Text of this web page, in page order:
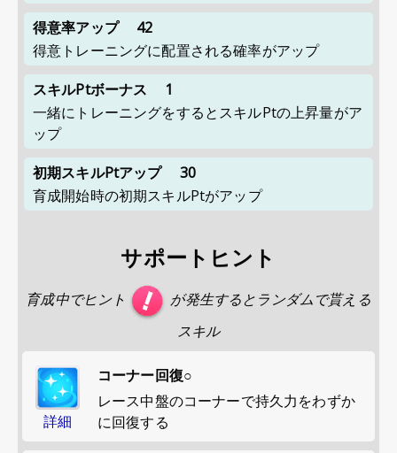
得意率アップ
42
得意トレーニングに配置される確率がアップ
スキルPtボーナス
1
一緒にトレーニングをするとスキルPtの上昇量がア
ップ
初期スキルPtアップ
30
育成開始時の初期スキルPtがアップ
サポートヒント
育成中でヒント
が発生するとランダムで貰える
スキル
詳細
コーナー回復○
レース中盤のコーナーで持久力をわずか
に回復する